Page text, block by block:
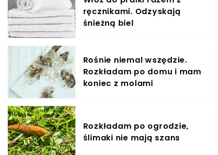
ręcznikami. Odzyskają
śnieżną biel
Rośnie niemal wszędzie.
Rozkładam po domu i mam
koniec z molami
Rozkładam po ogrodzie,
ślimaki nie mają szans